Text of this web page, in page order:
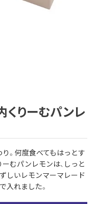
りーむパンレ
。何度食べてもはっとす
むパンレモンは、しっと
しいレモンマーマレード
入れました。